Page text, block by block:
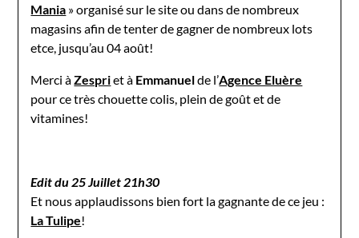
Mania » organisé sur le site ou dans de nombreux
magasins afin de tenter de gagner de nombreux lots
etce, jusqu’au 04 août!
Merci àZespriet à Emmanuelde l’Agence Eluère
pour ce très chouette colis, plein de goût et de
vitamines!
Edit du 25 Juillet 21h30
Et nous applaudissons bien fort la gagnante de ce jeu :
La Tulipe!